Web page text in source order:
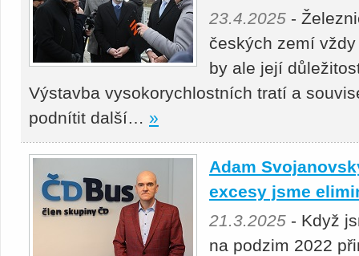
23.4.2025 -
českých zemí
by ale její
Výstavba vysokorychlostních tratí a
podnítit další… »
Adam
excesy jsme
21.3.2025 - Když
na podzim 2022